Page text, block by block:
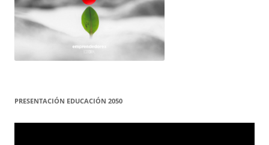
PRESENTACIÓN EDUCACIÓN 2050
Reproductor